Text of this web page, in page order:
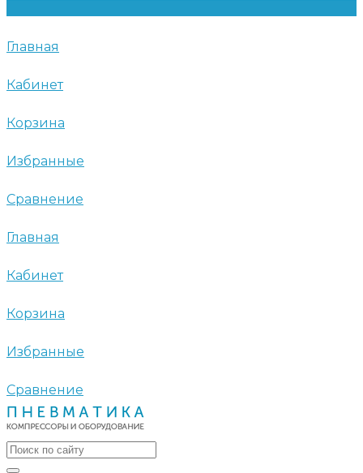
Главная
Кабинет
Корзина
Избранные
Сравнение
Главная
Кабинет
Корзина
Избранные
Сравнение